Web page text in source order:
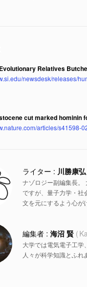
Relatives
newsdesk/releases/
cut marked hominin
articles/s41598-
川勝康弘
ナゾロジー副編集長。
ですが、量子力学・社
文を元にするよう心が
海沼 賢
大学では電気電子工
人々が科学知識とふれ